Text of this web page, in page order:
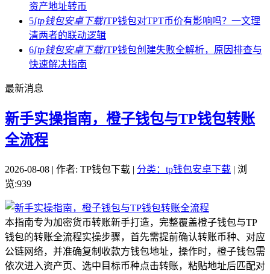
资产地址转币
5[tp钱包安卓下载]TP钱包对TPT币价有影响吗？一文理
清两者的联动逻辑
6[tp钱包安卓下载]TP钱包创建失败全解析，原因排查与
快速解决指南
最新消息
新手实操指南，橙子钱包与TP钱包转账
全流程
2026-08-08 | 作者: TP钱包下载 | 分类：tp钱包安卓下载 | 浏
览:939
本指南专为加密货币转账新手打造，完整覆盖橙子钱包与TP
钱包的转账全流程实操步骤，首先需提前确认转账币种、对应
公链网络，并准确复制收款方钱包地址，操作时，橙子钱包需
依次进入资产页、选中目标币种点击转账，粘贴地址后匹配对